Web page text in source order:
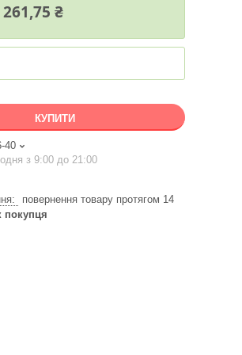
261,75 ₴
КУПИТИ
40
з 9:00 до 21:00
повернення товару протягом 14
покупця